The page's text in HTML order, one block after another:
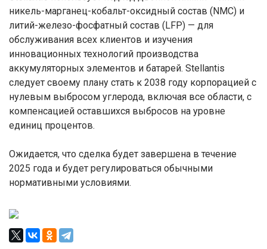
никель-марганец-кобальт-оксидный состав (NMC) и
литий-железо-фосфатный состав (LFP) — для
обслуживания всех клиентов и изучения
инновационных технологий производства
аккумуляторных элементов и батарей. Stellantis
следует своему плану стать к 2038 году корпорацией с
нулевым выбросом углерода, включая все области, с
компенсацией оставшихся выбросов на уровне
единиц процентов.
Ожидается, что сделка будет завершена в течение
2025 года и будет регулироваться обычными
нормативными условиями.